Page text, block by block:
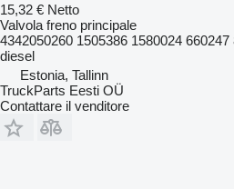
15,32 € Netto
Valvola freno principale
4342050260 1505386 1580024 660247
diesel
Estonia, Tallinn
TruckParts Eesti OÜ
Contattare il venditore